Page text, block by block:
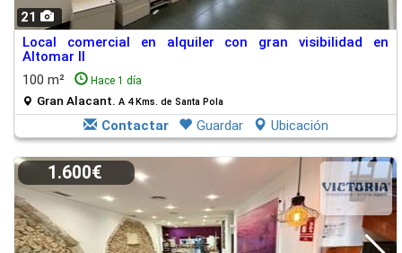
21
Local comercial en alquiler con gran visibilidad en
Altomar II
100 m²
Hace 1 día
Gran Alacant. A 4 Kms. de Santa Pola
Contactar Guardar Ubicación
1.600€